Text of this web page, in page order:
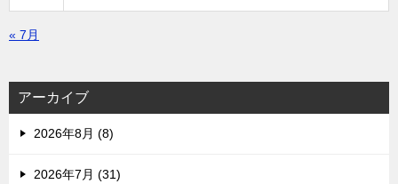
« 7月
アーカイブ
2026年8月 (8)
2026年7月 (31)